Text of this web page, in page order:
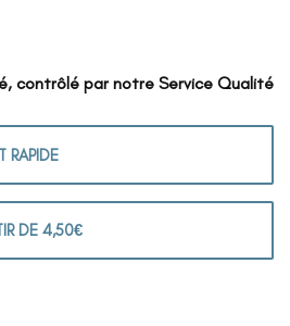
contrôlé par notre Service Qualité
RAPIDE
DE 4,50€